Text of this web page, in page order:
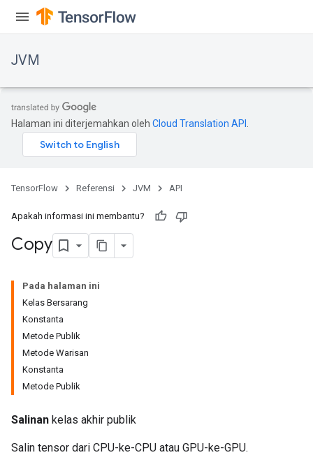
JVM
Halaman ini diterjemahkan oleh Cloud Translation API
TensorFlow Referensi JVM API
Apakah informasi ini membantu?
Copy
Pada halaman ini
Kelas Bersarang
Konstanta
Metode Publik
Metode Warisan
Konstanta
Metode Publik
Salinan kelas akhir publik
Salin tensor dari CPU-ke-CPU atau GPU-ke-GPU.